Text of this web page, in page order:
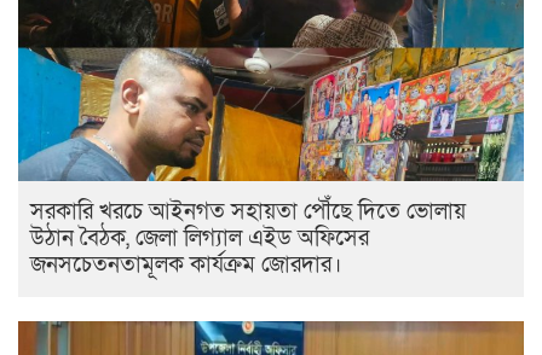
সরকারি খরচে আইনগত সহায়তা পৌঁছে দিতে ভোলায়
উঠান বৈঠক, জেলা লিগ্যাল এইড অফিসের
জনসচেতনতামূলক কার্যক্রম জোরদার।